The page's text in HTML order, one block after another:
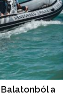
a